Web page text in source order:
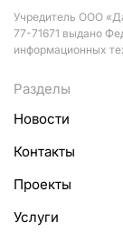
Учредитель ООО
77-71671 выдано
информационных
Разделы
Новости
Контакты
Проекты
Услуги